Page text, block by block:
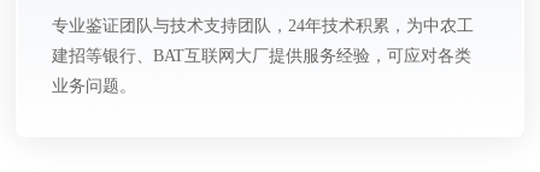
专业鉴证团队与技术支持团队，24年技术积累，为中农工
建招等银行、BAT互联网大厂提供服务经验，可应对各类
业务问题。